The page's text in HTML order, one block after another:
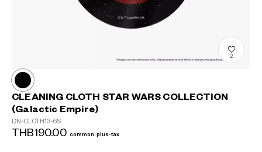
2
CLEANING CLOTH STAR WARS COLLECTION
(Galactic Empire)
DN-CLOTH13-6S
THB190.00 common.plus-tax